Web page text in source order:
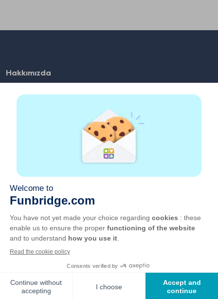
Hakkımızda
İş Fırsatları
GKK
Gizlilik
Çerezleri yönet
©2026, GOTO Games